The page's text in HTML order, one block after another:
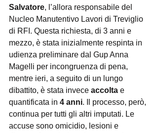
Salvatore, l’allora responsabile del
Nucleo Manutentivo Lavori di Treviglio
di RFI. Questa richiesta, di 3 anni e
mezzo, è stata inizialmente respinta in
udienza preliminare dal Gup Anna
Magelli per incongruenza di pena,
mentre ieri, a seguito di un lungo
dibattito, è stata invece accolta e
quantificata in 4 anni. Il processo, però,
continua per tutti gli altri imputati. Le
accuse sono omicidio, lesioni e